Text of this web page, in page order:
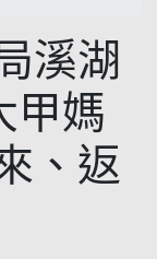
溪湖
甲媽
、返